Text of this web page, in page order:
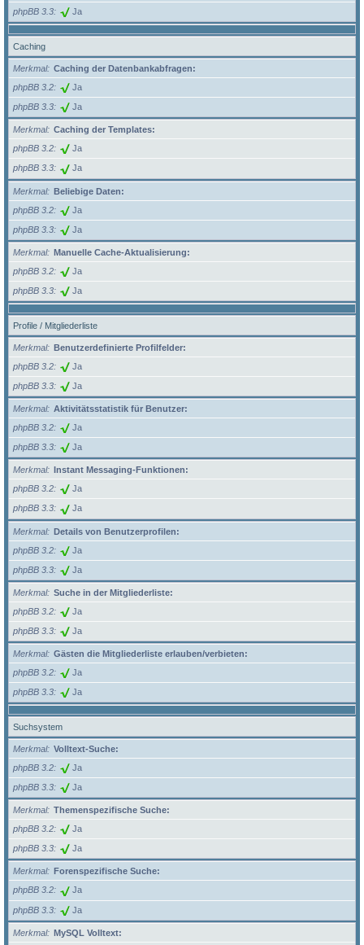
phpBB 3.3 Ja
Caching
Merkmal
Caching der Datenbankabfragen:
phpBB 3.2
Ja
phpBB 3.3 Ja
Merkmal
Caching der Templates:
phpBB 3.2
Ja
phpBB 3.3 Ja
Merkmal
Beliebige Daten:
phpBB 3.2
Ja
phpBB 3.3 Ja
Merkmal
Manuelle Cache-Aktualisierung:
phpBB 3.2
Ja
phpBB 3.3 Ja
Profile / Mitgliederliste
Merkmal
Benutzerdefinierte Profilfelder:
phpBB 3.2
Ja
phpBB 3.3 Ja
Merkmal
Aktivitätsstatistik für Benutzer:
phpBB 3.2
Ja
phpBB 3.3 Ja
Merkmal
Instant Messaging-Funktionen:
phpBB 3.2
Ja
phpBB 3.3 Ja
Merkmal
Details von Benutzerprofilen:
phpBB 3.2
Ja
phpBB 3.3 Ja
Merkmal
Suche in der Mitgliederliste:
phpBB 3.2
Ja
phpBB 3.3 Ja
Merkmal
Gästen die Mitgliederliste erlauben/verbieten:
phpBB 3.2
Ja
phpBB 3.3 Ja
Suchsystem
Merkmal
Volltext-Suche:
phpBB 3.2
Ja
phpBB 3.3 Ja
Merkmal
Themenspezifische Suche:
phpBB 3.2
Ja
phpBB 3.3 Ja
Merkmal
Forenspezifische Suche:
phpBB 3.2
Ja
phpBB 3.3 Ja
Merkmal
MySQL Volltext: